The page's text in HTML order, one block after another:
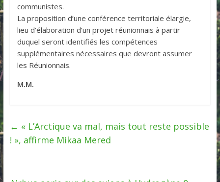
communistes.
La proposition d’une conférence territoriale élargie,
lieu d’élaboration d’un projet réunionnais à partir
duquel seront identifiés les compétences
supplémentaires nécessaires que devront assumer
les Réunionnais.
M.M.
← « L’Arctique va mal, mais tout reste possible
! », affirme Mikaa Mered